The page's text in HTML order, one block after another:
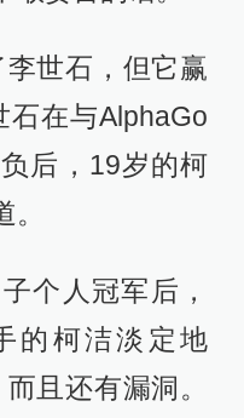
世石，但它赢
石在与AlphaGo
后，19岁的柯
个人冠军后，
的柯洁淡定地
且还有漏洞。